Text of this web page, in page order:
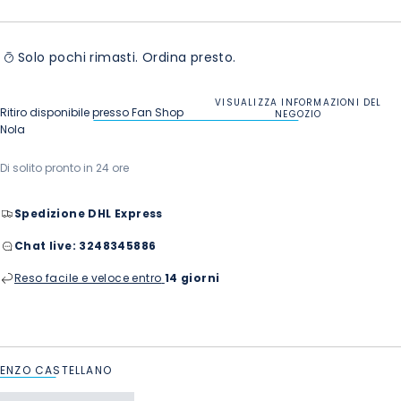
Solo pochi rimasti. Ordina presto.
Ritiro disponibile pressoFan Shop
Nola
Di solito pronto in 24 ore
VISUALIZZA INFORMAZIONI DEL
NEGOZIO
Spedizione DHL Express
Chat live: 3248345886
Reso facile e veloce entro 14 giorni
ENZO CASTELLANO